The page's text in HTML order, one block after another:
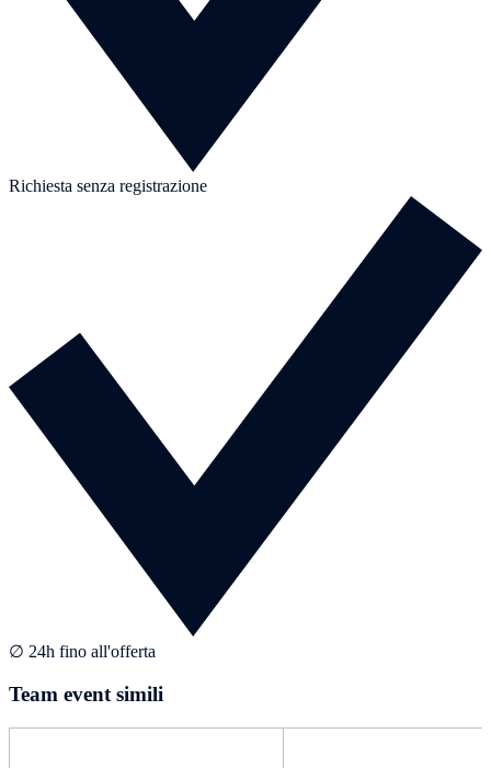
Richiesta senza registrazione
∅ 24h fino all'offerta
Team event simili